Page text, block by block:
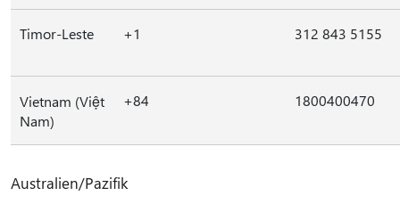
Timor-Leste +1 312 843 5155
Vietnam (Việt
Nam)
+84 1800400470
Australien/Pazifik